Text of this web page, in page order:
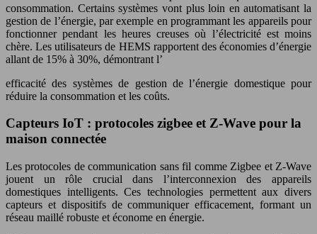
consommation. Certains systèmes vont plus loin en automatisant la
gestion de l’énergie, par exemple en programmant les appareils pour
fonctionner pendant les heures creuses où l’électricité est moins
chère. Les utilisateurs de HEMS rapportent des économies d’énergie
allant de 15% à 30%, démontrant l’
efficacité des systèmes de gestion de l’énergie domestique pour
réduire la consommation et les coûts.
Capteurs IoT : protocoles zigbee et Z-Wave pour la
maison connectée
Les protocoles de communication sans fil comme Zigbee et Z-Wave
jouent un rôle crucial dans l’interconnexion des appareils
domestiques intelligents. Ces technologies permettent aux divers
capteurs et dispositifs de communiquer efficacement, formant un
réseau maillé robuste et économe en énergie.